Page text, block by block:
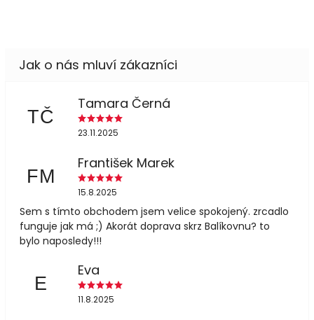
TČ
Tamara Černá
23.11.2025
FM
František Marek
15.8.2025
Sem s tímto obchodem jsem velice spokojený. zrcadlo
funguje jak má ;) Akorát doprava skrz Balíkovnu? to
bylo naposledy!!!
E
Eva
11.8.2025